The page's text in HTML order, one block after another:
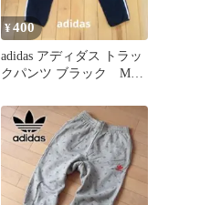
¥400
adidas アディダス トラッ
クパンツ ブラック Мサ